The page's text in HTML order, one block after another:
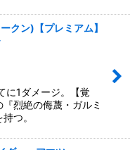
クン)【プレミアム】
1ダメージ。【覚
烈絶の侮蔑・ガルミ
つ。